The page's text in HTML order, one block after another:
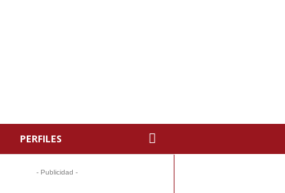
PERFILES
- Publicidad -